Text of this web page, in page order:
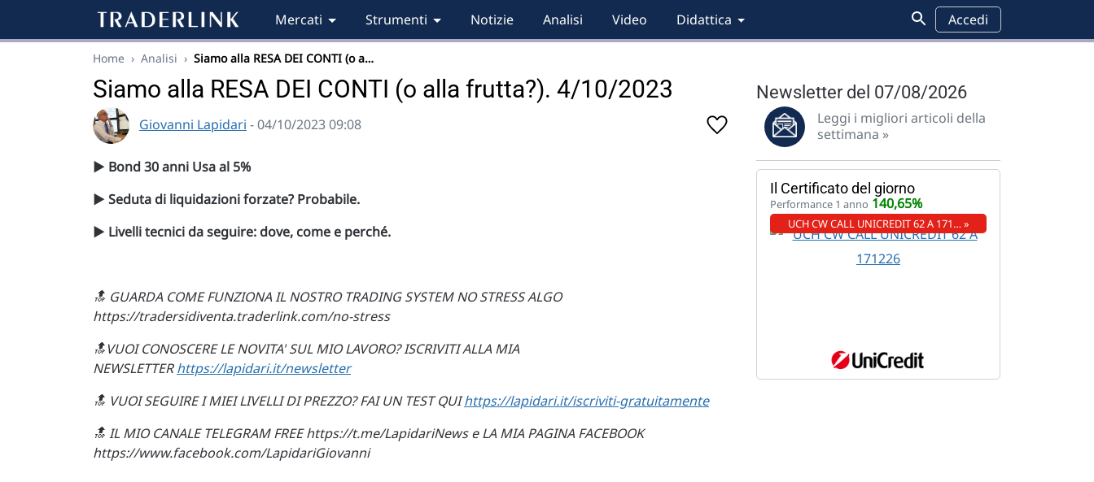
Mercati Strumenti Notizie Analisi Video Didattica Accedi
Home › Analisi › Siamo alla RESA DEI CONTI (o a…
Siamo alla RESA DEI CONTI (o alla frutta?). 4/10/2023
Giovanni Lapidari - 04/10/2023 09:08
▶️ Bond 30 anni Usa al 5%
▶️ Seduta di liquidazioni forzate? Probabile.
▶️ Livelli tecnici da seguire: dove, come e perché.
🔝 GUARDA COME FUNZIONA IL NOSTRO TRADING SYSTEM NO STRESS ALGO
https://tradersidiventa.traderlink.com/no-stress
🔝VUOI CONOSCERE LE NOVITA' SUL MIO LAVORO? ISCRIVITI ALLA MIA
NEWSLETTERhttps://lapidari.it/newsletter
🔝 VUOI SEGUIRE I MIEI LIVELLI DI PREZZO? FAI UN TEST QUIhttps://lapidari.it/iscriviti-gratuitamente
🔝 IL MIO CANALE TELEGRAM FREE https://t.me/LapidariNews e LA MIA PAGINA FACEBOOK
https://www.facebook.com/LapidariGiovanni
Newsletter del 07/08/2026
Leggi i migliori articoli della
settimana »
Il Certificato del giorno
Performance 1 anno 140,65%
UCH CW CALL UNICREDIT 62 A 171… »